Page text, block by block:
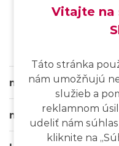
msg life Slovakia
msg life Group
Vitajte na
Táto stránka
nám umožňujú
služieb a
reklamnom
udeliť nám
kliknite na